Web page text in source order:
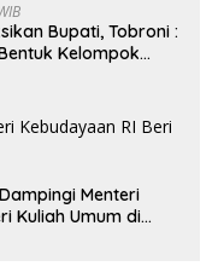
Bupati, Tobroni :
Kelompok
Menteri
Kuliah Umum di